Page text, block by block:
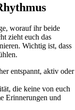
worauf ihr beide
zieht euch das
Wichtig ist, dass
entspannt, aktiv oder
die keine von euch
Erinnerungen und